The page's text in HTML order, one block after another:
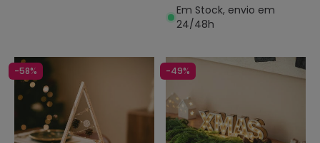
Em Stock, envio em
24/48h
-58% -49%